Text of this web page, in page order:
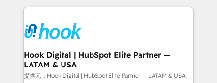
move beyond spreadsheets into unified systems
that drive real business results.
Technical Solutions: - HubSpot Technical Consulting -
Onboarding - Data Migration & Integrations -
Technical Audit & Optimization Strategic Solutions: -
Revenue Operations - Inbound Marketing -
Outbound Marketing - HubSpot CMS Website
Design & Development We empower our clients to
Hook Digital | HubSpot Elite Partner —
LATAM & USA
提供元：Hook Digital | HubSpot Elite Partner — LATAM & USA